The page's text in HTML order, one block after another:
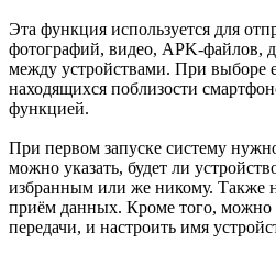
Эта функция используется для
фотографий, видео, APK-файлов,
между устройствами. При выборе
находящихся поблизости
функцией.
При первом запуске систему
можно указать, будет ли
избранным или же никому. Также
приём данных. Кроме того, можно
передачи, и настроить имя